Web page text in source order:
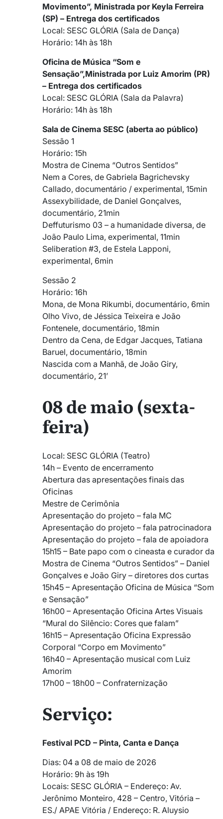
Movimento”, Ministrada por Keyla Ferreira
(SP) – Entrega dos certificados
Local: SESC GLÓRIA (Sala de Dança)
Horário: 14h às 18h
Oficina de Música “Som e
Sensação”,Ministrada por Luiz Amorim (PR)
– Entrega dos certificados
Local: SESC GLÓRIA (Sala da Palavra)
Horário: 14h às 18h
Sala de Cinema SESC (aberta ao público)
Sessão 1
Horário: 15h
Mostra de Cinema “Outros Sentidos”
Nem a Cores, de Gabriela Bagrichevsky
Callado, documentário / experimental, 15min
Assexybilidade, de Daniel Gonçalves,
documentário, 21min
Deffuturismo 03 – a humanidade diversa, de
João Paulo Lima, experimental, 11min
Seliberation #3, de Estela Lapponi,
experimental, 6min
Sessão 2
Horário: 16h
Mona, de Mona Rikumbi, documentário, 6min
Olho Vivo, de Jéssica Teixeira e João
Fontenele, documentário, 18min
Dentro da Cena, de Edgar Jacques, Tatiana
Baruel, documentário, 18min
Nascida com a Manhã, de João Giry,
documentário, 21’
08 de maio (sexta-
feira)
Local: SESC GLÓRIA (Teatro)
14h – Evento de encerramento
Abertura das apresentações finais das
Oficinas
Mestre de Cerimônia
Apresentação do projeto – fala MC
Apresentação do projeto – fala patrocinadora
Apresentação do projeto – fala de apoiadora
15h15 – Bate papo com o cineasta e curador da
Mostra de Cinema “Outros Sentidos” – Daniel
Gonçalves e João Giry – diretores dos curtas
15h45 – Apresentação Oficina de Música “Som
e Sensação”
16h00 – Apresentação Oficina Artes Visuais
“Mural do Silêncio: Cores que falam”
16h15 – Apresentação Oficina Expressão
Corporal “Corpo em Movimento”
16h40 – Apresentação musical com Luiz
Amorim
17h00 – 18h00 – Confraternização
Serviço:
Festival PCD – Pinta, Canta e Dança
Dias: 04 a 08 de maio de 2026
Horário: 9h às 19h
Locais: SESC GLÓRIA – Endereço: Av.
Jerônimo Monteiro, 428 – Centro, Vitória –
ES./ APAE Vitória / Endereço: R. Aluysio